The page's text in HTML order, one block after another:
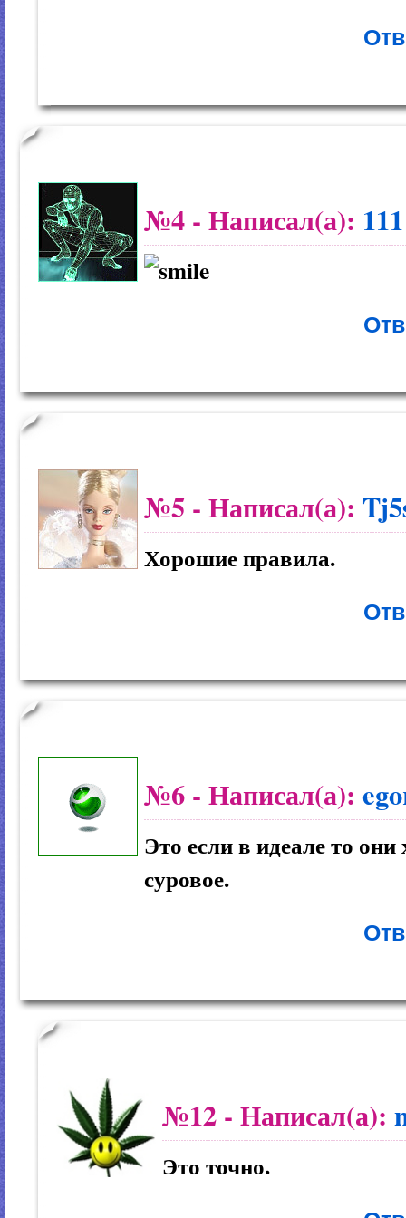
№4 - Написал(а): 111
№5 - Написал(а):
Хорошие правила.
№6 - Написал(а):
Это если в идеале то
суровое.
№12 - Написал(а):
Это точно.